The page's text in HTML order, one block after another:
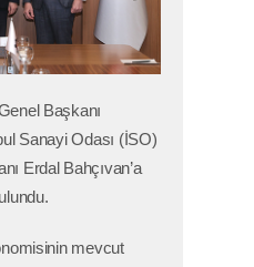
Başkanı
Sanayi Odası (İSO)
Erdal Bahçıvan’a
mevcut